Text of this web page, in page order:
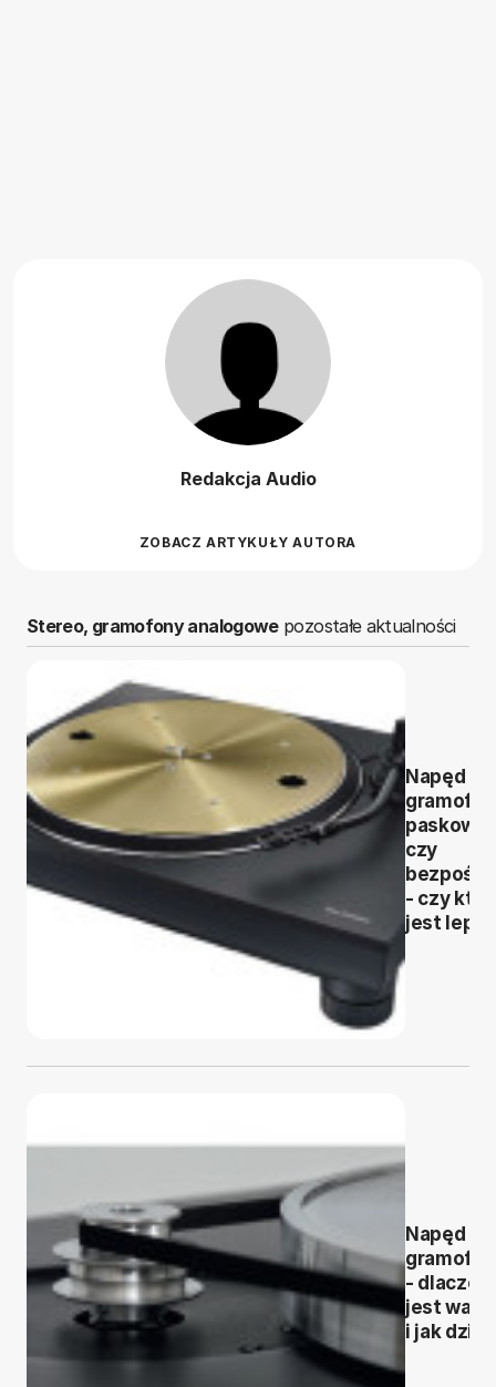
Redakcja Audio
ZOBACZ ARTYKUŁY AUTORA
Stereo, gramofony analogowepozostałe aktualności
Napęd
paskowy
czy
- czy
jest
Napęd
-
jest
i jak